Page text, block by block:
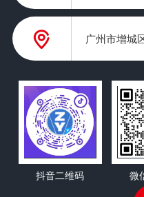
广州市增城
抖音二维码 微